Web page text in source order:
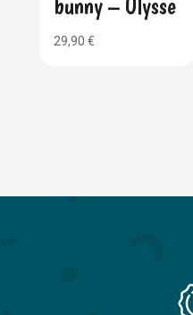
bunny – Ulysse
29,90 €